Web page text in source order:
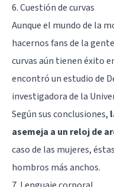
6. Cuestión de curvas
Aunque el mundo de la
hacernos fans de la
curvas aún tienen éxito
encontró un estudio de
investigadora de la
Según sus conclusiones,
asemeja a un reloj de
caso de las mujeres,
hombros más anchos.